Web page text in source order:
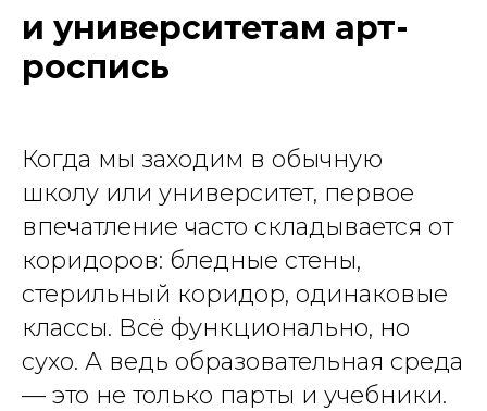
и университетам арт-
роспись
Когда мы заходим в обычную
школу или университет, первое
впечатление часто складывается от
коридоров: бледные стены,
стерильный коридор, одинаковые
классы. Всё функционально, но
сухо. А ведь образовательная среда
— это не только парты и учебники.